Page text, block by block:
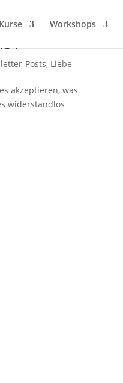
Kurse Workshops
Posts, Liebe
akzeptieren, was
widerstandlos